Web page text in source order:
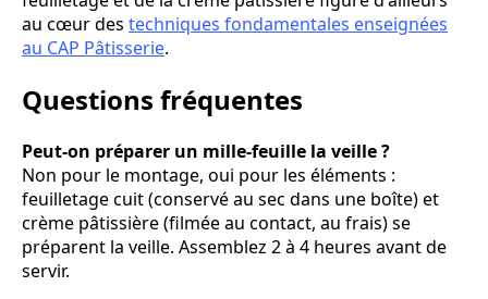
au cœur des techniques fondamentales enseignées
au CAP Pâtisserie.
Questions fréquentes
Peut-on préparer un mille-feuille la veille ?
Non pour le montage, oui pour les éléments :
feuilletage cuit (conservé au sec dans une boîte) et
crème pâtissière (filmée au contact, au frais) se
préparent la veille. Assemblez 2 à 4 heures avant de
servir.